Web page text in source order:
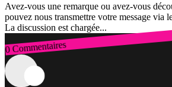
Avez-vous une remarque ou avez-vous
pouvez nous transmettre votre message via
La discussion est chargée...
0 Commentaires
Connexion